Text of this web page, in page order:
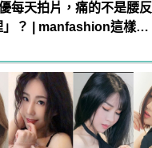
每天拍片，痛的不是腰反
」？ | manfashion這樣變